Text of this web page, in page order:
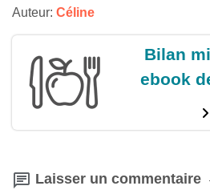
Auteur: Céline
Bilan
ebook
Laisser un commentaire